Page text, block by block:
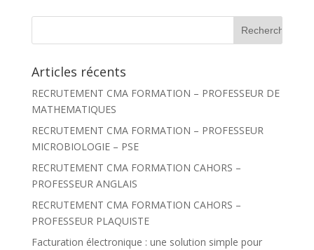
c
e
c
h
r
:
Articles récents
RECRUTEMENT CMA FORMATION – PROFESSEUR DE
MATHEMATIQUES
RECRUTEMENT CMA FORMATION – PROFESSEUR
MICROBIOLOGIE – PSE
RECRUTEMENT CMA FORMATION CAHORS –
PROFESSEUR ANGLAIS
RECRUTEMENT CMA FORMATION CAHORS –
PROFESSEUR PLAQUISTE
Facturation électronique : une solution simple pour